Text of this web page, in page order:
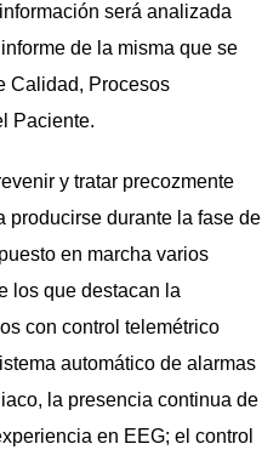
será analizada
de la misma que se
Calidad, Procesos
Paciente.
y tratar precozmente
producirse durante la fase de
en marcha varios
los que destacan la
con control telemétrico
automático de alarmas
la presencia continua de
en EEG; el control